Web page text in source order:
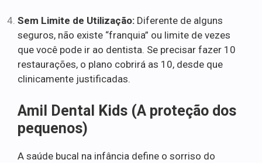
Sem Limite de Utilização: Diferente de alguns
seguros, não existe “franquia” ou limite de vezes
que você pode ir ao dentista. Se precisar fazer 10
restaurações, o plano cobrirá as 10, desde que
clinicamente justificadas.
Amil Dental Kids (A proteção dos
pequenos)
A saúde bucal na infância define o sorriso do